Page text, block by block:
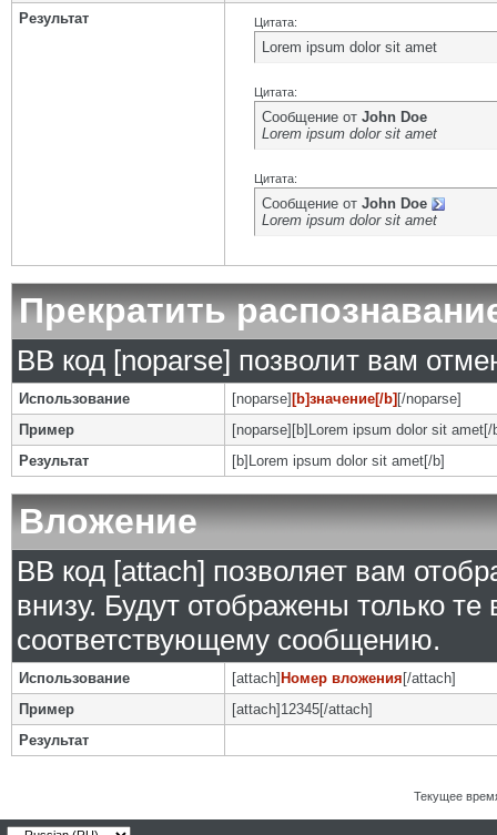
Результат
Цитата:
Lorem ipsum dolor sit amet
Цитата:
Сообщение от John Doe
Lorem ipsum dolor sit amet
Цитата:
Сообщение от John Doe
Lorem ipsum dolor sit amet
Прекратить
BB код [noparse] позволит вам
Использование [noparse] [b]значение[/b] [/noparse]
Пример
[noparse][b]Lorem ipsum dolor sit amet[/
Результат
[b]Lorem ipsum dolor sit amet[/b]
Вложение
BB код [attach] позволяет вам
внизу. Будут отображены только
соответствующему сообщению.
Использование [attach] Номер вложения [/attach]
Пример
[attach]12345[/attach]
Результат
Текущее